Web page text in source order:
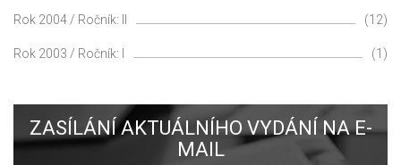
Rok 2004 / Ročník: II (12)
Rok 2003 / Ročník: I (1)
ZASÍLÁNÍ AKTUÁLNÍHO VYDÁNÍ NA E-
MAIL